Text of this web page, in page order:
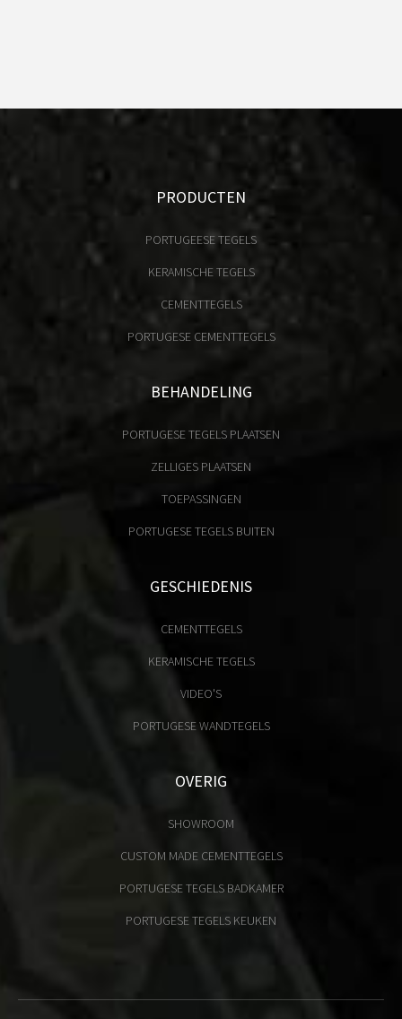
PRODUCTEN
PORTUGEESE TEGELS
KERAMISCHE TEGELS
CEMENTTEGELS
PORTUGESE CEMENTTEGELS
BEHANDELING
PORTUGESE TEGELS PLAATSEN
ZELLIGES PLAATSEN
TOEPASSINGEN
PORTUGESE TEGELS BUITEN
GESCHIEDENIS
CEMENTTEGELS
KERAMISCHE TEGELS
VIDEO'S
PORTUGESE WANDTEGELS
OVERIG
SHOWROOM
CUSTOM MADE CEMENTTEGELS
PORTUGESE TEGELS BADKAMER
PORTUGESE TEGELS KEUKEN